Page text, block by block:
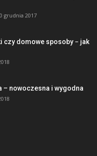
grudnia 2017
czy domowe sposoby − jak
– nowoczesna i wygodna